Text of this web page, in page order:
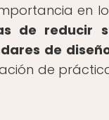
en
de reducir
de
de